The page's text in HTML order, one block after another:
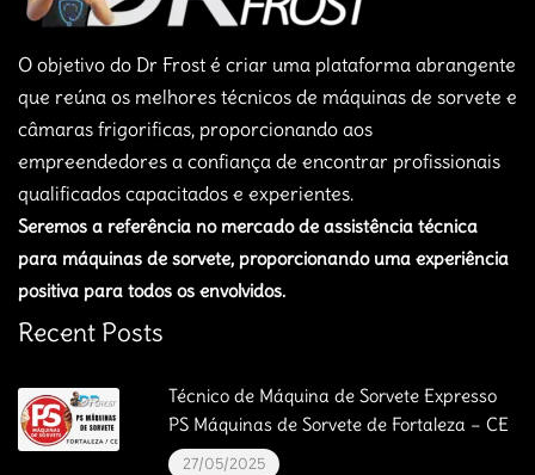
O objetivo do Dr Frost é criar uma plataforma abrangente
que reúna os melhores técnicos de máquinas de sorvete e
câmaras frigorificas, proporcionando aos
empreendedores a confiança de encontrar profissionais
qualificados capacitados e experientes.
Seremos a referência no mercado de assistência técnica
para máquinas de sorvete, proporcionando uma experiência
positiva para todos os envolvidos.
Recent Posts
Técnico de Máquina de Sorvete Expresso
PS Máquinas de Sorvete de Fortaleza – CE
27/05/2025